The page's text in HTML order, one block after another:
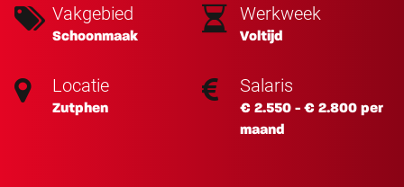
Vakgebied
Schoonmaak
Werkweek
Voltijd
Locatie
Zutphen
Salaris
€ 2.550 - € 2.800 per
maand